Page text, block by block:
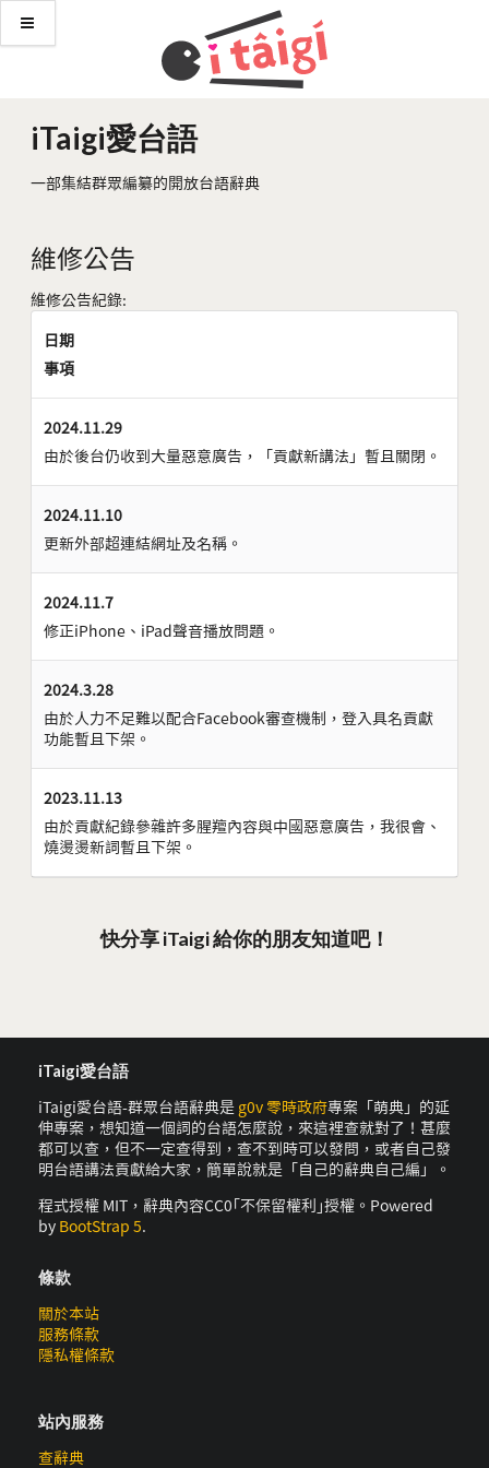
iTaigi愛台語
一部集結群眾編纂的開放台語辭典
維修公告
維修公告紀錄:
日期
事項
2024.11.29
由於後台仍收到大量惡意廣告，「貢獻新講法」暫且關閉。
2024.11.10
更新外部超連結網址及名稱。
2024.11.7
修正iPhone、iPad聲音播放問題。
2024.3.28
由於人力不足難以配合Facebook審查機制，登入具名貢獻
功能暫且下架。
2023.11.13
由於貢獻紀錄參雜許多腥羶內容與中國惡意廣告，我很會、
燒燙燙新詞暫且下架。
快分享 iTaigi 給你的朋友知道吧！
iTaigi愛台語
iTaigi愛台語-群眾台語辭典是 g0v 零時政府專案「萌典」的延
伸專案，想知道一個詞的台語怎麼說，來這裡查就對了！甚麼
都可以查，但不一定查得到，查不到時可以發問，或者自己發
明台語講法貢獻給大家，簡單說就是「自己的辭典自己編」。
程式授權 MIT，辭典內容CC0｢不保留權利｣授權。Powered
by BootStrap 5.
條款
關於本站
服務條款
隱私權條款
站內服務
查辭典